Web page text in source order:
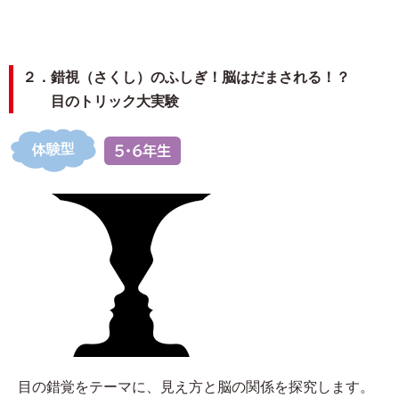
２．錯視（さくし）のふしぎ！脳はだまされる！？
目のトリック大実験
目の錯覚をテーマに、見え方と脳の関係を探究します。